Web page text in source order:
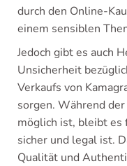
durch den Online-
einem sensiblen
Jedoch gibt es auch
Unsicherheit
Verkaufs von
sorgen. Während
möglich ist, bleibt es
sicher und legal ist.
Qualität und